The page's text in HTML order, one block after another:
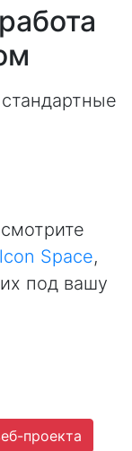
Space,
под вашу
проекта